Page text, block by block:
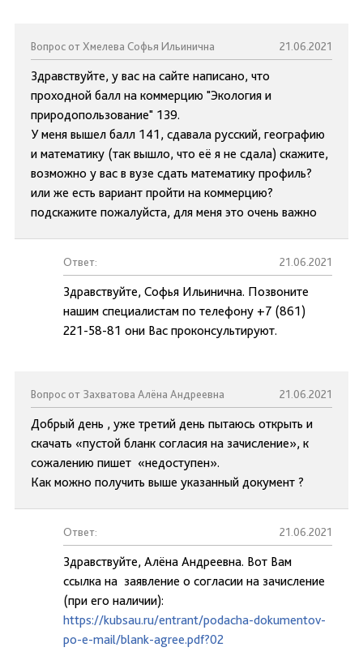
Вопрос от Хмелева Софья Ильинична 21.06.2021
Здравствуйте, у вас на сайте написано, что
проходной балл на коммерцию "Экология и
природопользование" 139.
У меня вышел балл 141, сдавала русский, географию
и математику (так вышло, что её я не сдала) скажите,
возможно у вас в вузе сдать математику профиль?
или же есть вариант пройти на коммерцию?
подскажите пожалуйста, для меня это очень важно
Ответ: 21.06.2021
Здравствуйте, Софья Ильинична. Позвоните
нашим специалистам по телефону +7 (861)
221-58-81 они Вас проконсультируют.
Вопрос от Захватова Алёна Андреевна 21.06.2021
Добрый день , уже третий день пытаюсь открыть и
скачать «пустой бланк согласия на зачисление», к
сожалению пишет «недоступен».
Как можно получить выше указанный документ ?
Ответ: 21.06.2021
Здравствуйте, Алёна Андреевна. Вот Вам
ссылка на заявление о согласии на зачисление
(при его наличии):
https://kubsau.ru/entrant/podacha-dokumentov-
po-e-mail/blank-agree.pdf?02